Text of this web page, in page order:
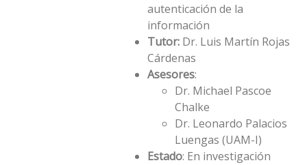
autenticación de la
información
Tutor: Dr. Luis Martí­n Rojas
Cárdenas
Asesores:
Dr. Michael Pascoe
Chalke
Dr. Leonardo Palacios
Luengas (UAM-I)
Estado: En investigación